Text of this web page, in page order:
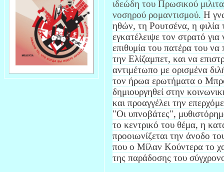
ιδεώδη του Πρωσικού
νοσηρού ρομαντισμού. Η
ηθών, τη Ρουτσένα, η
εγκατέλειψε τον στρατό για
επιθυμία του πατέρα του
την Ελίζαμπετ, και να
αντιμέτωπο με ορισμένα
τον ήρωα ερωτήματα ο
δημιουργηθεί στην
και προαγγέλει την
"Οι υπνοβάτες",
το κεντρικό του θέμα, η
προοιωνίζεται την άνοδο
που ο Μίλαν Κούντερα το
της παράδοσης του